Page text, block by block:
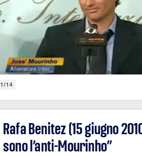
1/14
Rafa Benitez (15 giugno
sono l’anti-Mourinho”